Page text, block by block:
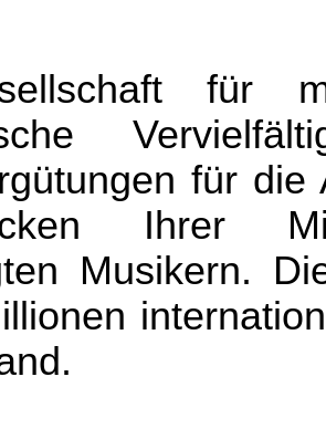
für
für
Ihrer
Musikern.